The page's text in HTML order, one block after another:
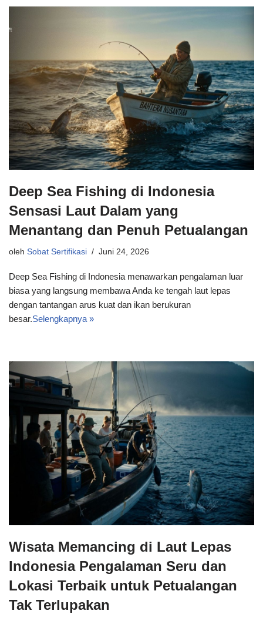
Deep Sea Fishing di Indonesia
Sensasi Laut Dalam yang
Menantang dan Penuh Petualangan
oleh Sobat Sertifikasi Juni 24, 2026
Deep Sea Fishing di Indonesia menawarkan pengalaman luar
biasa yang langsung membawa Anda ke tengah laut lepas
dengan tantangan arus kuat dan ikan berukuran
besar.Selengkapnya »
Wisata Memancing di Laut Lepas
Indonesia Pengalaman Seru dan
Lokasi Terbaik untuk Petualangan
Tak Terlupakan